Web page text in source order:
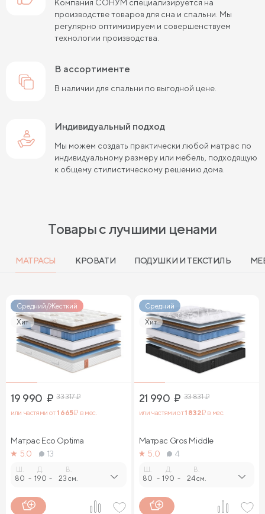
Компания СОНУМ специализируется на
производстве товаров для сна и спальни. Мы
регулярно оптимизируем и совершенствуем
технологии производства.
в ассортименте
В наличии для спальни по выгодной цене.
Индивидуальный подход
Мы можем создать практически любой матрас по
индивидуальному размеру или мебель, подходящую
к общему стилистическому решению дома.
Товары с лучшими ценами
МАТРАСЫ КРОВАТИ ПОДУШКИ И ТЕКСТИЛЬ
Средний/Жесткий
Хит
19 990 ₽ 33 317₽
или частями от1 665₽ в мес.
Матрас Eco Optima
5.0
13
80 -
Д.
190 -
В.
23 см.
Средний
Хит
21 990 ₽ 33 831₽
или частями от1 832₽ в мес.
Матрас Gros Middle
5.0
4
80 -
Д.
190 -
В.
24 см.